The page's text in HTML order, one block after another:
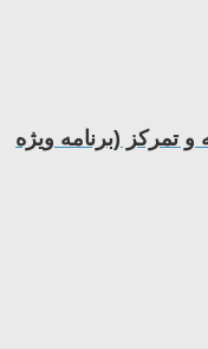
تمرکز (برنامه ویژه